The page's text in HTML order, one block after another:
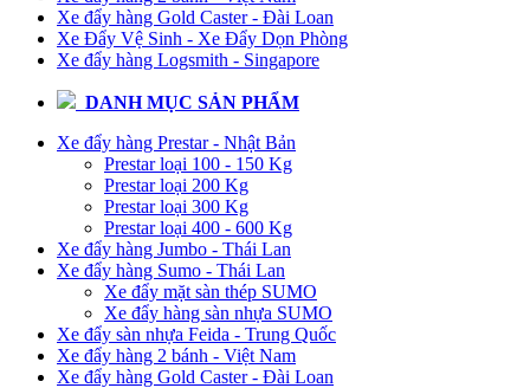
Xe đẩy hàng Gold Caster - Đài Loan
Xe Đẩy Vệ Sinh - Xe Đẩy Dọn Phòng
Xe đẩy hàng Logsmith - Singapore
DANH MỤC SẢN PHẨM
Xe đẩy hàng Prestar - Nhật Bản
Prestar loại 100 - 150 Kg
Prestar loại 200 Kg
Prestar loại 300 Kg
Prestar loại 400 - 600 Kg
Xe đẩy hàng Jumbo - Thái Lan
Xe đẩy hàng Sumo - Thái Lan
Xe đẩy mặt sàn thép SUMO
Xe đẩy hàng sàn nhựa SUMO
Xe đẩy sàn nhựa Feida - Trung Quốc
Xe đẩy hàng 2 bánh - Việt Nam
Xe đẩy hàng Gold Caster - Đài Loan